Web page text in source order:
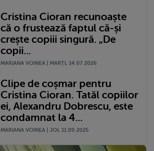
Cristina Cioran recunoaște
că o frustează faptul că-și
crește copiii singură. „De
copii...
MARIANA VOINEA | MARŢI, 14.07.2026
Clipe de coșmar pentru
Cristina Cioran. Tatăl copiilor
ei, Alexandru Dobrescu, este
condamnat la 4...
MARIANA VOINEA | JOI, 11.09.2025